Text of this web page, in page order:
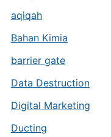
aqiqah
Bahan Kimia
barrier gate
Data Destruction
Digital Marketing
Ducting